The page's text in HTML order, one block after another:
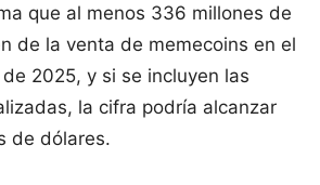
que al menos 336 millones de
de la venta de memecoins en el
2025, y si se incluyen las
la cifra podría alcanzar
de dólares.